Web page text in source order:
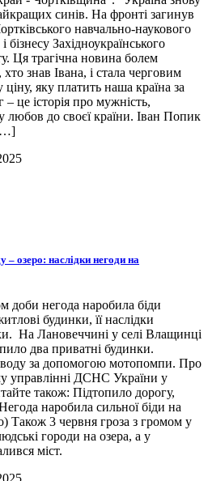
синів. На фронті загинув
навчально-наукового
Західноукраїнського
Ця трагічна новина болем
хто знав Івана, і стала черговим
яку платить наша країна за
це історія про мужність,
любов до своєї країни. Іван Попик
[…]
– озеро: наслідки негоди на
доби негода наробила біди
будинки, її наслідки
На Лановеччині у селі Влащинці
два приватні будинки.
за допомогою мотопомпи. Про
управлінні ДСНС України у
також: Підтопило дорогу,
наробила сильної біди на
Також 3 червня гроза з громом у
городи на озера, а у
міст.